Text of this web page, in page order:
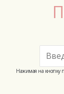
Нажимая на кнопку